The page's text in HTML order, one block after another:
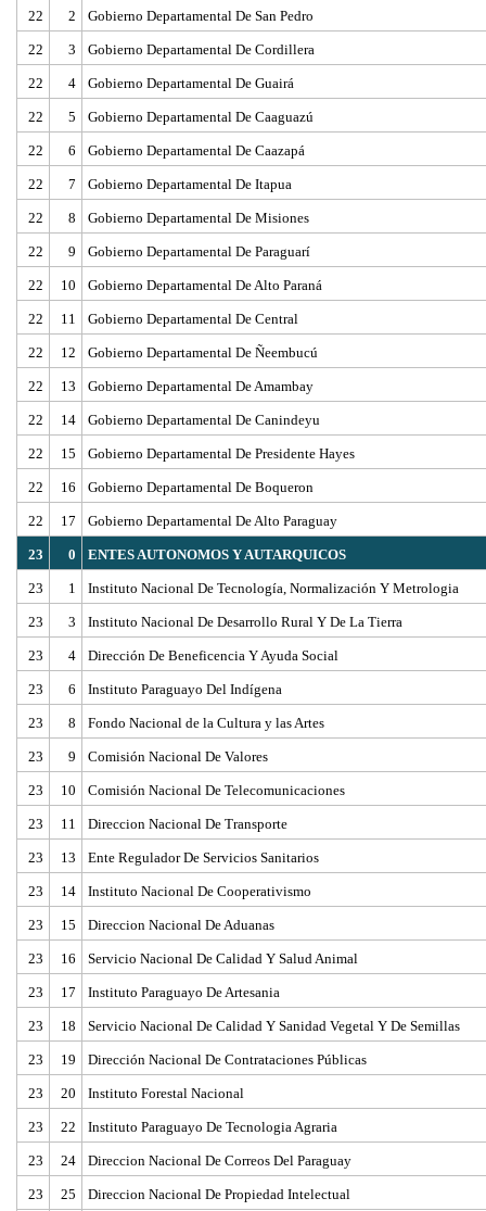
22 2 Gobierno Departamental De San Pedro
22 3 Gobierno Departamental De Cordillera
22 4 Gobierno Departamental De Guairá
22 5 Gobierno Departamental De Caaguazú
22 6 Gobierno Departamental De Caazapá
22 7 Gobierno Departamental De Itapua
22 8 Gobierno Departamental De Misiones
22 9 Gobierno Departamental De Paraguarí
22 10 Gobierno Departamental De Alto Paraná
22 11 Gobierno Departamental De Central
22 12 Gobierno Departamental De Ñeembucú
22 13 Gobierno Departamental De Amambay
22 14 Gobierno Departamental De Canindeyu
22 15 Gobierno Departamental De Presidente Hayes
22 16 Gobierno Departamental De Boqueron
22 17 Gobierno Departamental De Alto Paraguay
23 0 ENTES AUTONOMOS Y AUTARQUICOS
23 1 Instituto Nacional De Tecnología, Normalización Y Metrologia
23 3 Instituto Nacional De Desarrollo Rural Y De La Tierra
23 4 Dirección De Beneficencia Y Ayuda Social
23 6 Instituto Paraguayo Del Indígena
23 8 Fondo Nacional de la Cultura y las Artes
23 9 Comisión Nacional De Valores
23 10 Comisión Nacional De Telecomunicaciones
23 11 Direccion Nacional De Transporte
23 13 Ente Regulador De Servicios Sanitarios
23 14 Instituto Nacional De Cooperativismo
23 15 Direccion Nacional De Aduanas
23 16 Servicio Nacional De Calidad Y Salud Animal
23 17 Instituto Paraguayo De Artesania
23 18 Servicio Nacional De Calidad Y Sanidad Vegetal Y De Semillas
23 19 Dirección Nacional De Contrataciones Públicas
23 20 Instituto Forestal Nacional
23 22 Instituto Paraguayo De Tecnologia Agraria
23 24 Direccion Nacional De Correos Del Paraguay
23 25 Direccion Nacional De Propiedad Intelectual